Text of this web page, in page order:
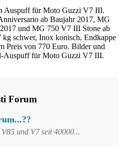
Auspuff für Moto Guzzi V7 III.
ab Baujahr 2017, MG
und MG 750 V7 III Stone ab
schwer, Inox konisch, Endkappe
Preis von 770 Euro. Bilder und
Auspuff für Moto Guzzi V7 III.
Forum
und V7 seit 40000...